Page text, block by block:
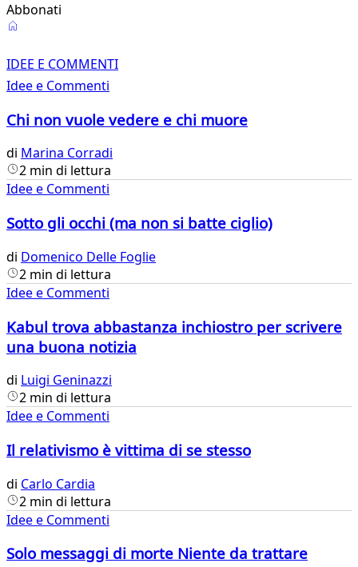
Abbonati
Idee
e
Commenti
IDEE E COMMENTI
Idee e Commenti
Chi non vuole vedere e chi muore
di Marina Corradi
2 min di lettura
Idee e Commenti
Sotto gli occhi (ma non si batte ciglio)
di Domenico Delle Foglie
2 min di lettura
Idee e Commenti
Kabul trova abbastanza inchiostro per scrivere
una buona notizia
di Luigi Geninazzi
2 min di lettura
Idee e Commenti
Il relativismo è vittima di se stesso
di Carlo Cardia
2 min di lettura
Idee e Commenti
Solo messaggi di morte Niente da trattare